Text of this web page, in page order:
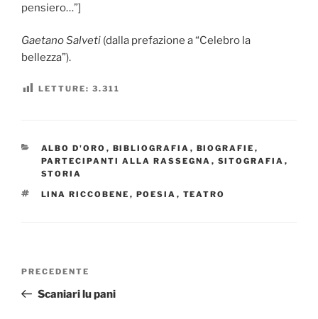
pensiero…”]
Gaetano Salveti (dalla prefazione a “Celebro la
bellezza”).
LETTURE: 3.311
CATEGORIE
ALBO D'ORO , BIBLIOGRAFIA , BIOGRAFIE ,
PARTECIPANTI ALLA RASSEGNA , SITOGRAFIA ,
STORIA
TAG
LINA RICCOBENE , POESIA , TEATRO
Articolo
precedente:
PRECEDENTE
Scaniari lu pani